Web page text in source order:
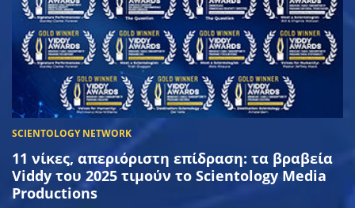
11 νίκες, απεριόριστη επίδραση: τα βραβεία
Viddy του 2025 τιμούν το Scientology Media
Productions